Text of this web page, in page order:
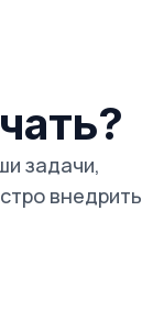
задачи,
внедрить